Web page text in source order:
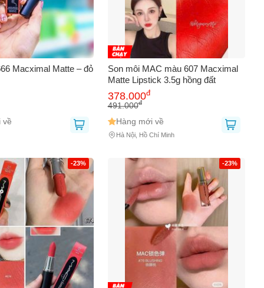
Macximal Matte – đỏ
về
Son môi MAC màu 607 Macximal
Matte Lipstick 3.5g hồng đất
378.000đ
491.000đ
Hàng mới về
Hà Nội, Hồ Chí Minh
-23% -23%